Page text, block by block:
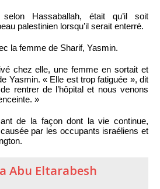
Hassaballah, était qu’il soit
palestinien lorsqu’il serait enterré.
la femme de Sharif, Yasmin.
chez elle, une femme en sortait et
Yasmin. « Elle est trop fatiguée », dit
rentrer de l’hôpital et nous venons
»
de la façon dont la vie continue,
par les occupants israéliens et
Abu Eltarabesh